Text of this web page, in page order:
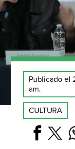
Publicado el
am.
CULTURA